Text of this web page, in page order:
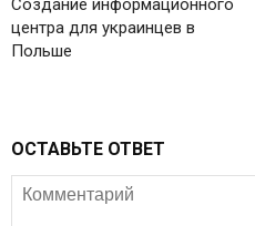
Создание информационного
центра для украинцев в
Польше
ОСТАВЬТЕ ОТВЕТ